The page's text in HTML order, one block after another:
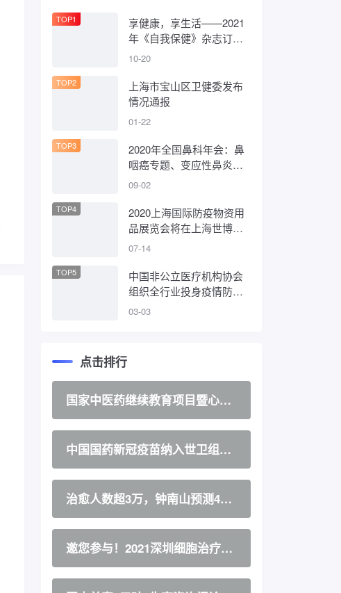
TOP1
享健康，享生活——2021
年《自我保健》杂志订阅
活动已开启
10-20
TOP2
上海市宝山区卫健委发布
情况通报
01-22
TOP3
2020年全国鼻科年会：鼻
咽癌专题、变应性鼻炎临
床研究专题日程
09-02
TOP4
2020上海国际防疫物资用
品展览会将在上海世博展
览馆举办
07-14
TOP5
中国非公立医疗机构协会
组织全行业投身疫情防控
阻击战
03-03
点击排行
国家中医药继续教育项目暨心力
衰竭的中西医结合管理学习班将
于27日举办
中国国药新冠疫苗纳入世卫组织
紧急使用清单
治愈人数超3万，钟南山预测4月
底疫情基本控制
邀您参与！2021深圳细胞治疗与
抗衰老大会将于9月召开！